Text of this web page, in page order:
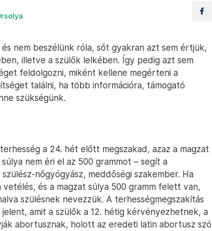
nem beszélünk róla, sőt gyakran azt sem értjük,
illetve a szülők lelkében. Így pedig azt sem
feldolgozni, miként kellene megérteni a
találni, ha több információra, támogató
szükségünk.
a 24. hét előtt megszakad, azaz a magzat
nem éri el az 500 grammot – segít a
nőgyógyász, meddőségi szakember. Ha
és a magzat súlya 500 gramm felett van,
szülésnek nevezzük. A terhességmegszakítás
amit a szülők a 12. hétig kérvényezhetnek, a
abortusznak, holott az eredeti latin abortusz szó